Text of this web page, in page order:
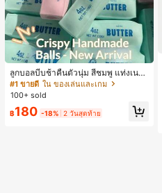
ลูกบอลบีบช้าคืนตัวนุ่ม สีชมพู แท่งเนย
บีบคลายเครียด นุ่มยืดหยุ่น ของเล่นบีบ
4 ออนซ์ ของเล่นเกลือ เหมาะสำหรับขอ
ของขวัญวันเกิด ของขวัญอีสเตอร์ ของ
#1 ขายดี ใน ของเล่นและเกม
100+ sold
฿180 -18% 2 วันสุดท้าย